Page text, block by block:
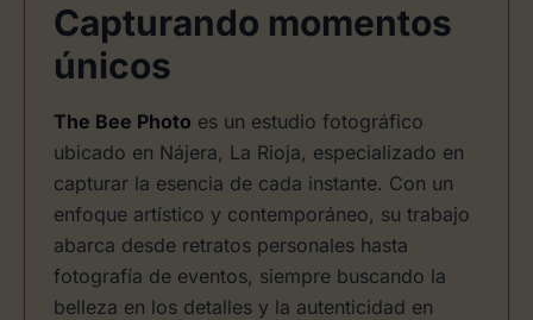
Capturando momentos
únicos
The Bee Photo es un estudio fotográfico
ubicado en Nájera, La Rioja, especializado en
capturar la esencia de cada instante. Con un
enfoque artístico y contemporáneo, su trabajo
abarca desde retratos personales hasta
fotografía de eventos, siempre buscando la
belleza en los detalles y la autenticidad en